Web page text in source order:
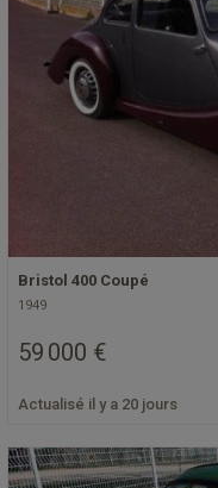
Bristol 400 Coupé
1949
59 000 €
Actualisé il y a 20 jours